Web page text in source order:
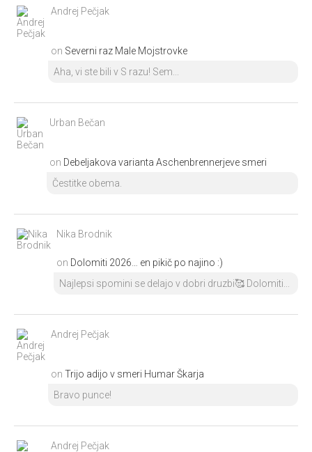
Andrej Pečjak
on Severni raz Male Mojstrovke
Aha, vi ste bili v S razu! Sem...
Urban Bečan
on Debeljakova varianta Aschenbrennerjeve smeri
Čestitke obema.
Nika Brodnik
on Dolomiti 2026… en pikič po najino :)
Najlepsi spomini se delajo v dobri druzbi🥰 Dolomiti...
Andrej Pečjak
on Trijo adijo v smeri Humar Škarja
Bravo punce!
Andrej Pečjak